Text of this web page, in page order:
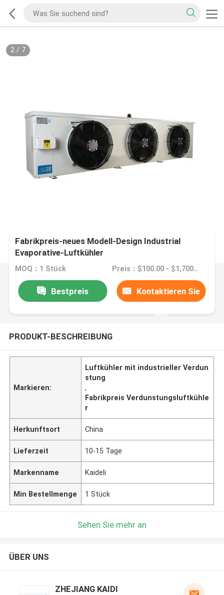
2/ 7
Fabrikpreis-neues Modell-Design Industrial
Evaporative-Luftkühler
MOQ：1 Stück Preis：$100.00 - $1,700.00/sets
Bestpreis Kontaktieren Sie
uns
PRODUKT-BESCHREIBUNG
Markieren:
Luftkühler mit industrieller Verdun
stung
,
Fabrikpreis Verdunstungsluftkühle
r
Herkunftsort China
Lieferzeit 10-15 Tage
Markenname Kaideli
Min Bestellmenge 1 Stück
Sehen Sie mehr an
ÜBER UNS
ZHEJIANG KAIDI